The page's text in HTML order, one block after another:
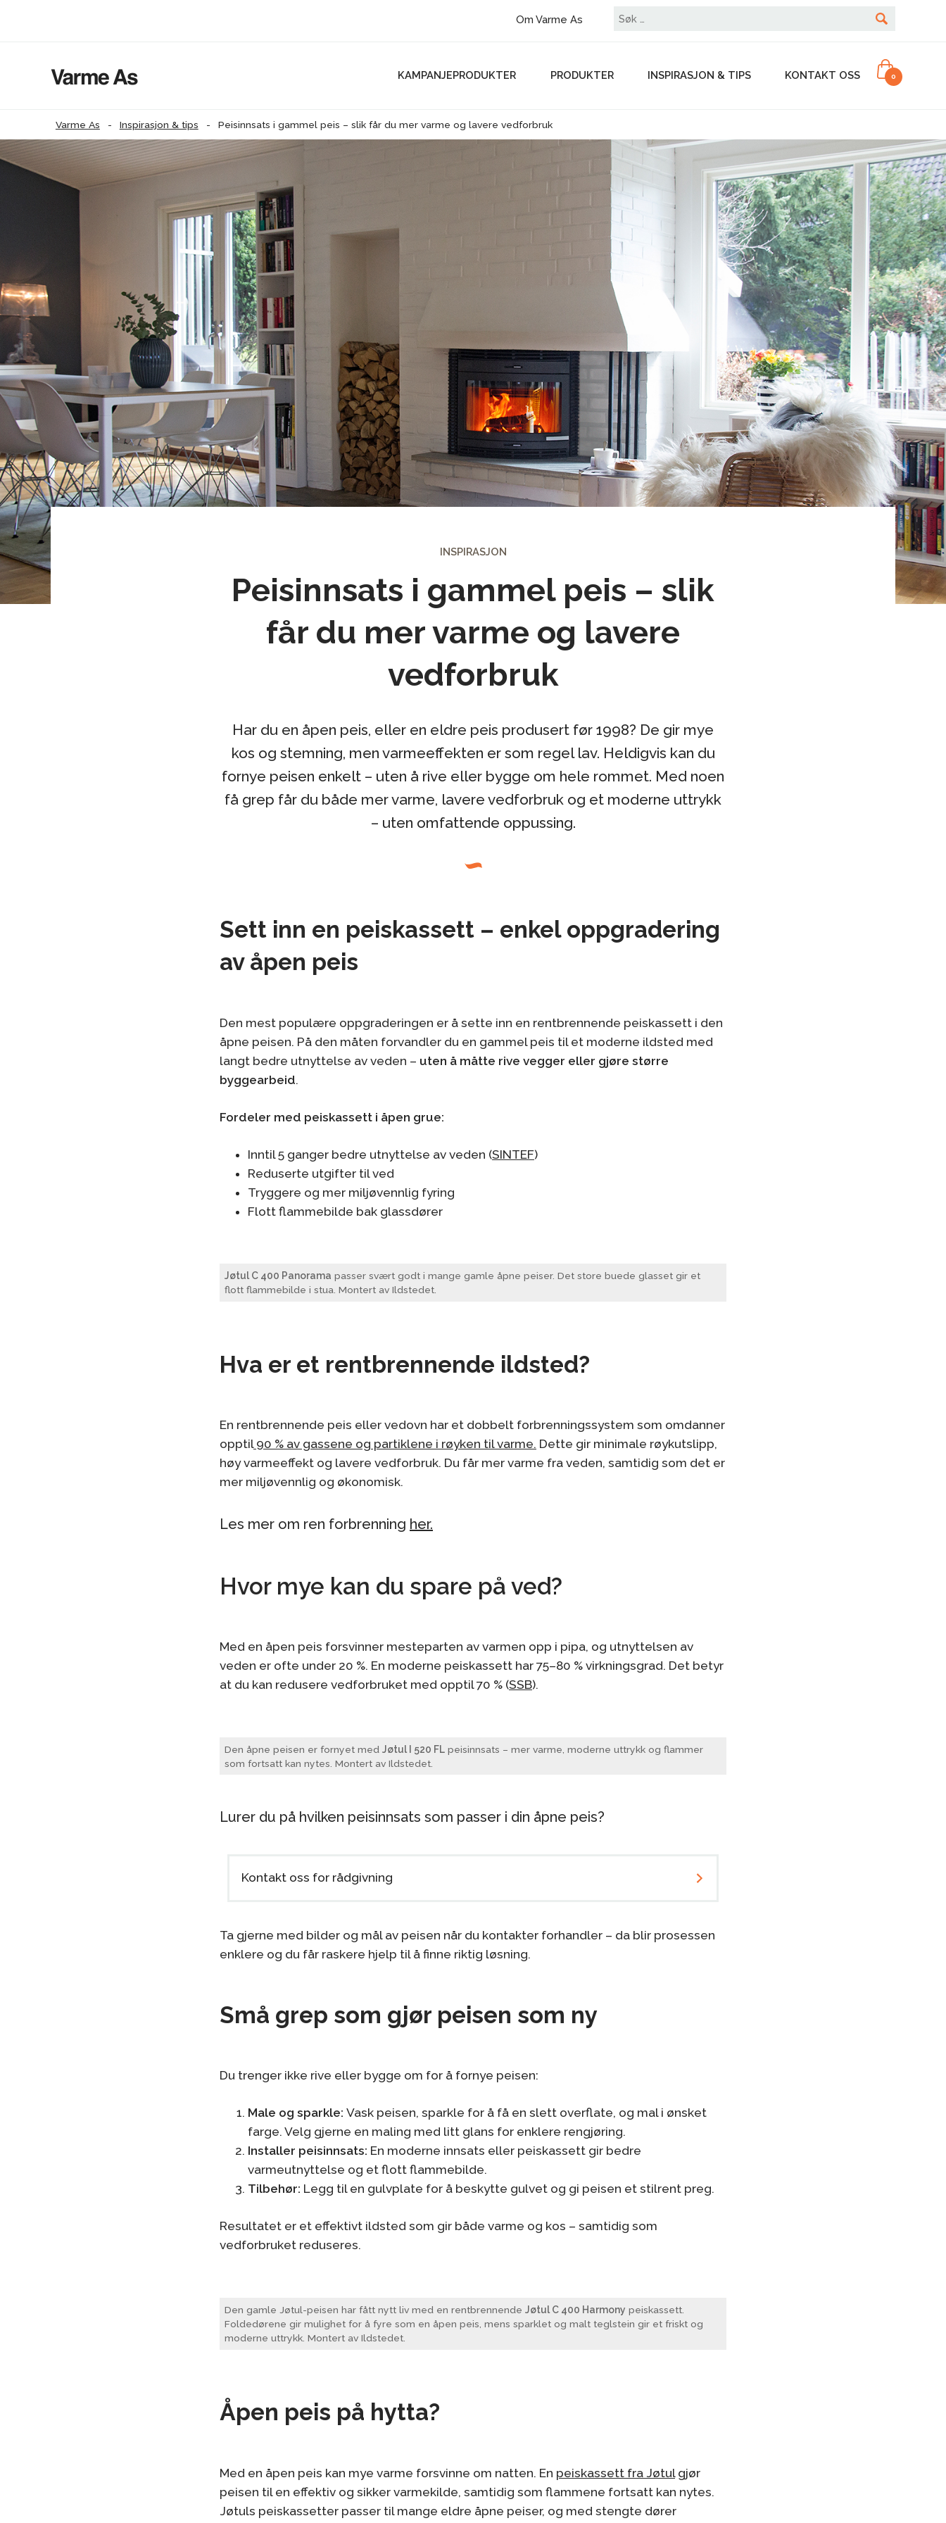
Om Varme As
KAMPANJEPRODUKTER PRODUKTER INSPIRASJON & TIPS KONTAKT OSS 0
Varme As - Inspirasjon & tips - Peisinnsats i gammel peis – slik får du mer varme og lavere vedforbruk
INSPIRASJON
Peisinnsats i gammel peis – slik
får du mer varme og lavere
vedforbruk
Har du en åpen peis, eller en eldre peis produsert før 1998? De gir mye
kos og stemning, men varmeeffekten er som regel lav. Heldigvis kan du
fornye peisen enkelt – uten å rive eller bygge om hele rommet. Med noen
få grep får du både mer varme, lavere vedforbruk og et moderne uttrykk
– uten omfattende oppussing.
Sett inn en peiskassett – enkel oppgradering
av åpen peis
Den mest populære oppgraderingen er å sette inn en rentbrennende peiskassett i den
åpne peisen. På den måten forvandler du en gammel peis til et moderne ildsted med
langt bedre utnyttelse av veden – uten å måtte rive vegger eller gjøre større
byggearbeid.
Fordeler med peiskassett i åpen grue:
Inntil 5 ganger bedre utnyttelse av veden (SINTEF)
Reduserte utgifter til ved
Tryggere og mer miljøvennlig fyring
Flott flammebilde bak glassdører
Jøtul C 400 Panorama passer svært godt i mange gamle åpne peiser. Det store buede glasset gir et
flott flammebilde i stua. Montert av Ildstedet.
Hva er et rentbrennende ildsted?
En rentbrennende peis eller vedovn har et dobbelt forbrenningssystem som omdanner
opptil90 % av gassene og partiklene i røyken til varme. Dette gir minimale røykutslipp,
høy varmeeffekt og lavere vedforbruk. Du får mer varme fra veden, samtidig som det er
mer miljøvennlig og økonomisk.
Les mer om ren forbrenning her.
Hvor mye kan du spare på ved?
Med en åpen peis forsvinner mesteparten av varmen opp i pipa, og utnyttelsen av
veden er ofte under 20 %. En moderne peiskassett har 75–80 % virkningsgrad. Det betyr
at du kan redusere vedforbruket med opptil 70 % (SSB).
Den åpne peisen er fornyet med Jøtul I 520 FLpeisinnsats – mer varme, moderne uttrykk og flammer
som fortsatt kan nytes. Montert av Ildstedet.
Lurer du på hvilken peisinnsats som passer i din åpne peis?
Kontakt oss for rådgivning
Ta gjerne med bilder og mål av peisen når du kontakter forhandler – da blir prosessen
enklere og du får raskere hjelp til å finne riktig løsning.
Små grep som gjør peisen som ny
Du trenger ikke rive eller bygge om for å fornye peisen:
Male og sparkle: Vask peisen, sparkle for å få en slett overflate, og mal i ønsket
farge. Velg gjerne en maling med litt glans for enklere rengjøring.
Installer peisinnsats: En moderne innsats eller peiskassett gir bedre
varmeutnyttelse og et flott flammebilde.
Tilbehør: Legg til en gulvplate for å beskytte gulvet og gi peisen et stilrent preg.
Resultatet er et effektivt ildsted som gir både varme og kos – samtidig som
vedforbruket reduseres.
Den gamle Jøtul-peisen har fått nytt liv med en rentbrennende Jøtul C 400 Harmony peiskassett.
Foldedørene gir mulighet for å fyre som en åpen peis, mens sparklet og malt teglstein gir et friskt og
moderne uttrykk. Montert av Ildstedet.
Åpen peis på hytta?
Med en åpen peis kan mye varme forsvinne om natten. En peiskassett fra Jøtulgjør
peisen til en effektiv og sikker varmekilde, samtidig som flammene fortsatt kan nytes.
Jøtuls peiskassetter passer til mange eldre åpne peiser, og med stengte dører